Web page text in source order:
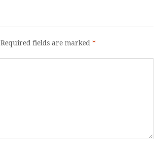
Required fields are marked *